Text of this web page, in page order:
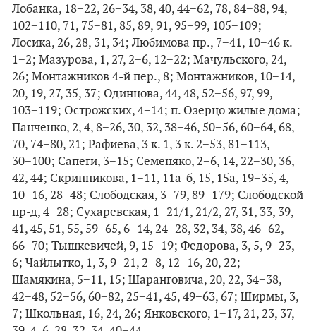
Лобанка, 18−22, 26−34, 38, 40, 44−62, 78, 84−88, 94,
102−110, 71, 75−81, 85, 89, 91, 95−99, 105−109;
Лосика, 26, 28, 31, 34; Любимова пр., 7−41, 10−46 к.
1−2; Мазурова, 1, 27, 2−6, 12−22; Мачульского, 24,
26; Монтажников 4-й пер., 8; Монтажников, 10−14,
20, 19, 27, 35, 37; Одинцова, 44, 48, 52−56, 97, 99,
103−119; Острожских, 4−14; п. Озерцо жилые дома;
Панченко, 2, 4, 8−26, 30, 32, 38−46, 50−56, 60−64, 68,
70, 74−80, 21; Рафиева, 3 к. 1, 3 к. 2−53, 81−113,
30−100; Сапеги, 3−15; Семеняко, 2−6, 14, 22−30, 36,
42, 44; Скрипникова, 1−11, 11а-б, 15, 15а, 19−35, 4,
10−16, 28−48; Слободская, 3−79, 89−179; Слободской
пр-д, 4−28; Сухаревская, 1−21/1, 21/2, 27, 31, 33, 39,
41, 45, 51, 55, 59−65, 6−14, 24−28, 32, 34, 38, 46−62,
66−70; Тышкевичей, 9, 15−19; Федорова, 3, 5, 9−23,
6; Чайлытко, 1, 3, 9−21, 2−8, 12−16, 20, 22;
Шамякина, 5−11, 15; Шаранговича, 20, 22, 34−38,
42−48, 52−56, 60−82, 25−41, 45, 49−63, 67; Ширмы, 3,
7; Школьная, 16, 24, 26; Янковского, 1−17, 21, 23, 37,